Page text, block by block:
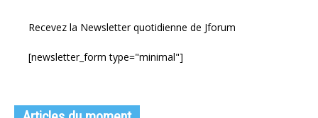
Recevez la Newsletter quotidienne de Jforum
[newsletter_form type="minimal"]